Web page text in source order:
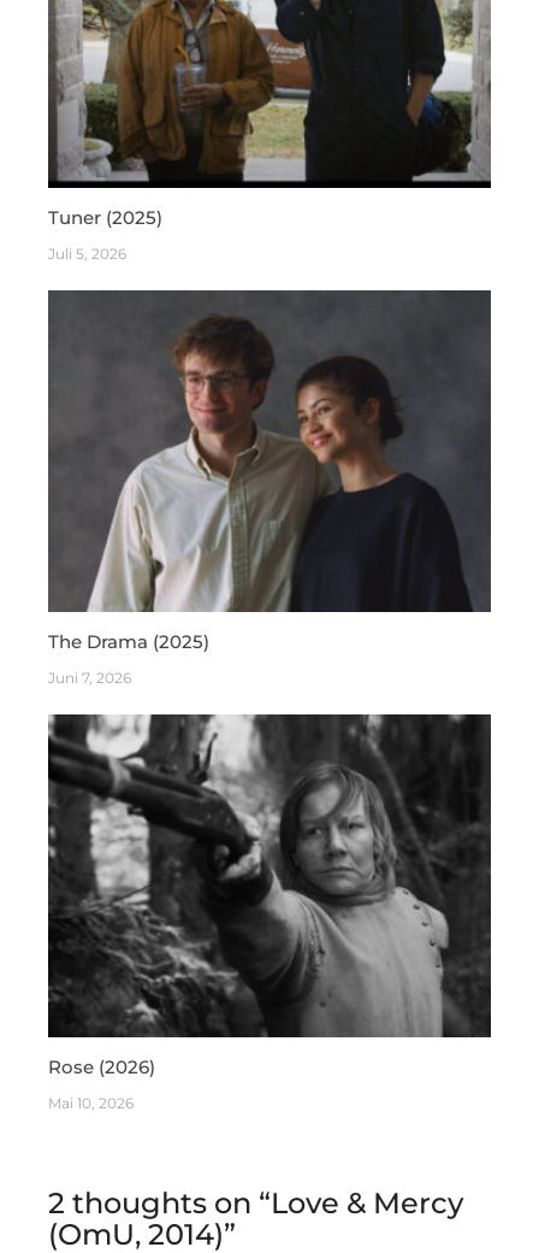
Tuner (2025)
Juli 5, 2026
The Drama (2025)
Juni 7, 2026
Rose (2026)
Mai 10, 2026
2 thoughts on “Love & Mercy
(OmU, 2014)”